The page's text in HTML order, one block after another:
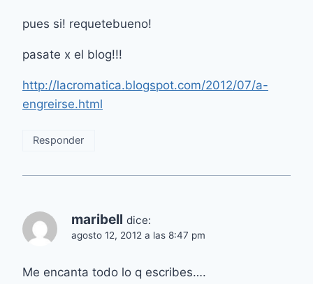
pues si! requetebueno!
pasate x el blog!!!
http://lacromatica.blogspot.com/2012/07/a-
engreirse.html
Responder
maribell dice:
agosto 12, 2012 a las 8:47 pm
Me encanta todo lo q escribes….